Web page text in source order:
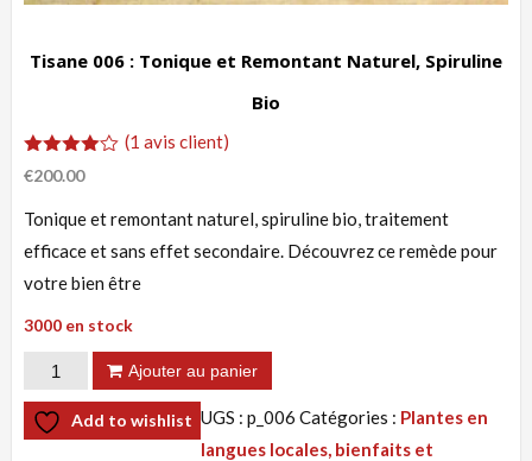
Tisane 006 : Tonique et Remontant Naturel, Spiruline
Bio
Noté
4.00
basé
1
notation
client
(1 avis client)
€200.00
Tonique et remontant naturel, spiruline bio, traitement
efficace et sans effet secondaire. Découvrez ce remède pour
votre bien être
3000 en stock
quantité
de
Tisane
Ajouter au panier
Add to wishlist UGS : p_006 Catégories : Plantes en
langues locales, bienfaits et